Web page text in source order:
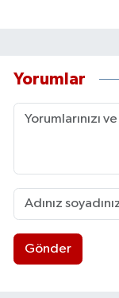
Yorumlar
Gönder